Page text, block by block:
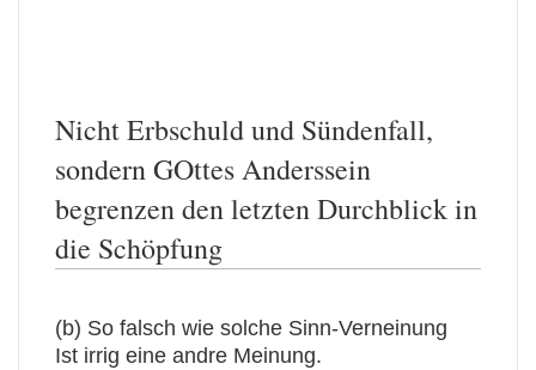
Nicht Erbschuld und Sündenfall,
sondern GOttes Anderssein
begrenzen den letzten Durchblick in
die Schöpfung
(b) So falsch wie solche Sinn-Verneinung
Ist irrig eine andre Meinung.